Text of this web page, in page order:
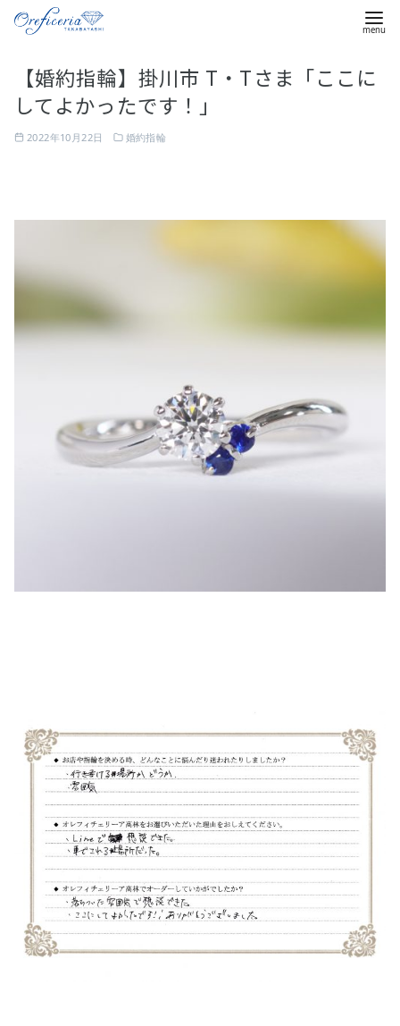
【婚約指輪】掛川市 T・Tさま「ここに
してよかったです！」
2022年10月22日 婚約指輪